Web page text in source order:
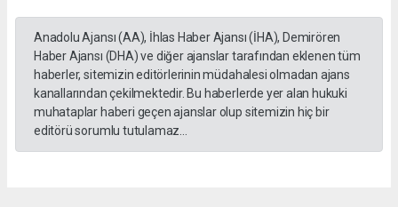
Anadolu Ajansı (AA), İhlas Haber Ajansı (İHA), Demirören
Haber Ajansı (DHA) ve diğer ajanslar tarafından eklenen tüm
haberler, sitemizin editörlerinin müdahalesi olmadan ajans
kanallarından çekilmektedir. Bu haberlerde yer alan hukuki
muhataplar haberi geçen ajanslar olup sitemizin hiç bir
editörü sorumlu tutulamaz...